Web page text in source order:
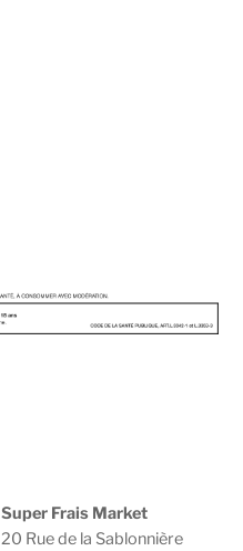
Super Frais Market
20 Rue de la Sablonnière